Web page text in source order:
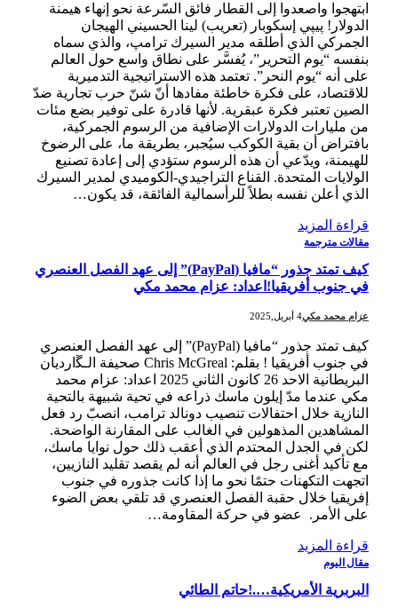
ابتهجوا واصعدوا إلى القطار فائق السّرعة نحو إنهاء هيمنة
الدولار! پيپي إسكوبار (تعريب) لينا الحسيني الهيجان
الجمركي الذي أطلقه مدير السيرك ترامپ، والذي سماه
بنفسه “يوم التحرير”، يُفسَّر على نطاق واسع حول العالم
على أنه “يوم النحر”. تعتمد هذه الاستراتيجية التدميرية
للاقتصاد، على فكرة خاطئة مفادها أنّ شنّ حرب تجارية ضدّ
الصين تعتبر فكرة عبقرية. لأنها قادرة على توفير بضع مئات
من مليارات الدولارات الإضافية من الرسوم الجمركية،
بافتراض أن بقية الكوكب سيُجبر، بطريقة ما، على الرضوخ
للهيمنة، ويدّعي أن هذه الرسوم ستؤدي إلى إعادة تصنيع
الولايات المتحدة. القناع التراجيدي-الكوميدي لمدير السيرك
الذي أعلن نفسه بطلاً للرأسمالية الفائقة، قد يكون…
قراءة المزيد
مقالات مترجمة
كيف تمتد جذور “مافيا (PayPal)” إلى عهد الفصل العنصري
في جنوب أفريقيا!اعداد: عزام محمد مكي
عزام محمد مكي4 أبريل,2025
كيف تمتد جذور “مافيا (PayPal)” إلى عهد الفصل العنصري
في جنوب أفريقيا ! بقلم: Chris McGreal صحيفة الـﮝارديان
البريطانية الاحد 26 كانون الثاني 2025 اعداد: عزام محمد
مكي عندما مدّ إيلون ماسك ذراعه في تحية شبيهة بالتحية
النازية خلال احتفالات تنصيب دونالد ترامب، انصبّ رد فعل
المشاهدين المذهولين في الغالب على المقارنة الواضحة.
لكن في الجدل المحتدم الذي أعقب ذلك حول نوايا ماسك،
مع تأكيد أغنى رجل في العالم أنه لم يقصد تقليد النازيين،
اتجهت التكهنات حتمًا نحو ما إذا كانت جذوره في جنوب
إفريقيا خلال حقبة الفصل العنصري قد تلقي بعض الضوء
على الأمر. عضو في حركة المقاومة…
قراءة المزيد
مقال اليوم
البربرية الأمريكية….!حاتم الطائي